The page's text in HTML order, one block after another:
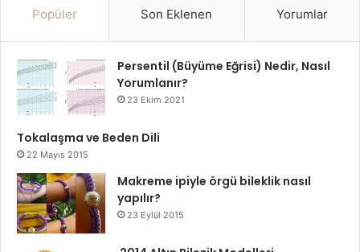
olarak büyümesine katkıda bulunur. Fiziksel temas,
faktörler, bu bağı kuvvetlendiren en önemli unsurlardır.
Anne ile bebek arasında güçlü bir bağ kurmak, sadece
bebeklik dönemini değil, tüm hayatı olumlu yönde etkiler.
Anne Bebek Bağını Güçlendirmenin Yolları
Anne Bebek Bağının Önemi
Popüler Son Eklenen Yorumlar
Persentil (Büyüme Eğrisi) Nedir, Nasıl
Yorumlanır?
23 Ekim 2021
Tokalaşma ve Beden Dili
22 Mayıs 2015
Makreme ipiyle örgü bileklik nasıl
yapılır?
23 Eylül 2015